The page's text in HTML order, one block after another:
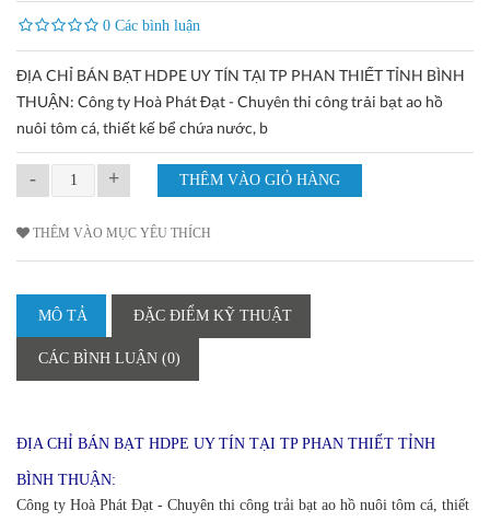
0 Các bình luận
ĐỊA CHỈ BÁN BẠT HDPE UY TÍN TẠI TP PHAN THIẾT TỈNH BÌNH
THUẬN: Công ty Hoà Phát Đạt - Chuyên thi công trải bạt ao hồ
nuôi tôm cá, thiết kế bể chứa nước, b
- +
THÊM VÀO MỤC YÊU THÍCH
MÔ TẢ ĐẶC ĐIỂM KỸ THUẬT
CÁC BÌNH LUẬN (0)
ĐỊA CHỈ BÁN BẠT HDPE UY TÍN TẠI TP PHAN THIẾT TỈNH
BÌNH THUẬN:
Công ty Hoà Phát Đạt - Chuyên thi công trải bạt ao hồ nuôi tôm cá, thiết